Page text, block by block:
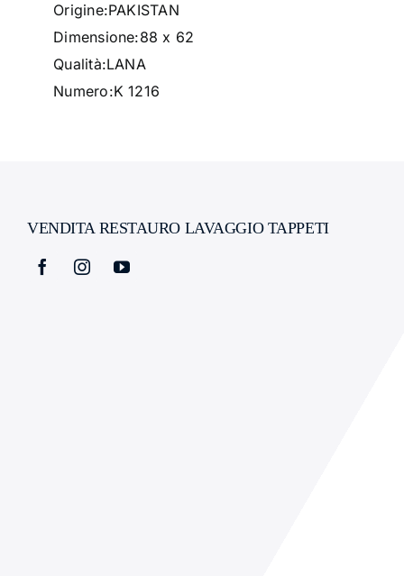
Origine:PAKISTAN
Dimensione:88 x 62
Qualità:LANA
Numero:K 1216
VENDITA RESTAURO LAVAGGIO TAPPETI